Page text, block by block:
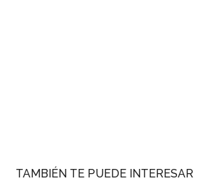
TAMBIÉN TE PUEDE INTERESAR